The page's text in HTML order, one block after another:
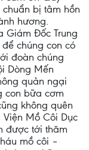
bị tâm hồn
hương.
Giám Đốc Trung
chúng con có
đoàn chúng
Dòng Mến
quản ngại
con bữa cơm
không quên
Mồ Côi Dục
được tới thăm
mồ côi –